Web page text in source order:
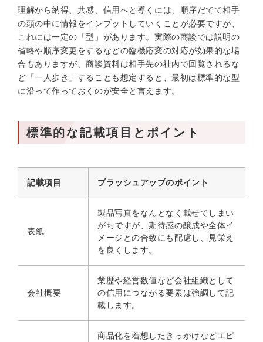
理解から納得、共感、信用へと導くには、順序だてて相手
の頭の中に情報をインプットしていくことが必要ですが、
これには一定の「型」があります。実際の商談では説明の
省略や順序変更をするなどの臨機応変の対応が効果的な場
合もありますが、商談資料は相手先の社内で回覧されるな
ど「一人歩き」することも想定すると、最初は標準的な型
に沿って作っておくのが安全と言えます。
標準的な記載項目とポイント
記載項目 ブラッシュアップのポイント
表紙
製品写真をなんとなく載せてしまい
がちですが、期待感の醸成や全体イ
メージとの合致にも配慮し、見栄え
を良くします。
会社概要
業歴や経営数値など会社組織として
の信用につながる要素は強調して記
載します。
商品化を着想したきっかけなどエピ